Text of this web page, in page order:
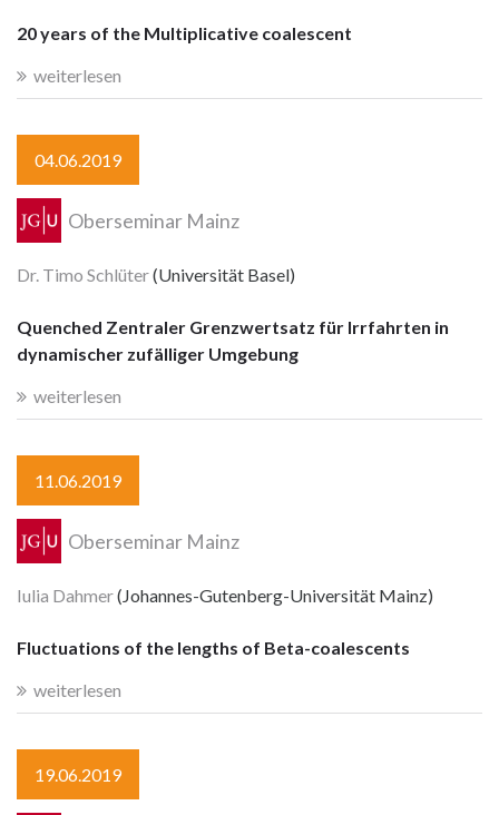
20 years of the Multiplicative coalescent
weiterlesen
04.06.2019
Oberseminar Mainz
Dr. Timo Schlüter(Universität Basel)
Quenched Zentraler Grenzwertsatz für Irrfahrten in
dynamischer zufälliger Umgebung
weiterlesen
11.06.2019
Oberseminar Mainz
Iulia Dahmer(Johannes-Gutenberg-Universität Mainz)
Fluctuations of the lengths of Beta-coalescents
weiterlesen
19.06.2019